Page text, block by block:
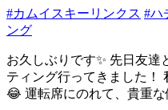
#カムイスキーリンクス #ハ
ング
お久しぶりです✨ 先日友
ティング行ってきました！
😂 運転席にのれて、貴重